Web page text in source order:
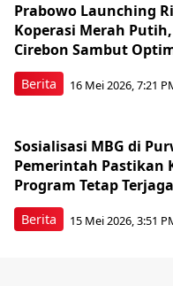
Berita
Prabowo Launching
Koperasi Merah
Cirebon Sambut
16 Mei 2026, 7:21
Berita
Sosialisasi MBG di
Pemerintah Pastikan
Program Tetap Terjaga
15 Mei 2026, 3:51